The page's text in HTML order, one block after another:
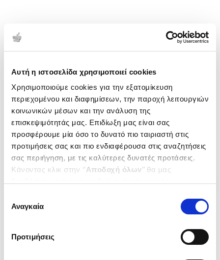
Αυτή η ιστοσελίδα χρησιμοποιεί cookies
Χρησιμοποιούμε cookies για την εξατομίκευση
περιεχομένου και διαφημίσεων, την παροχή λειτουργιών
κοινωνικών μέσων και την ανάλυση της
επισκεψιμότητάς μας. Επιδίωξη μας είναι σας
προσφέρουμε μία όσο το δυνατό πιο ταιριαστή στις
προτιμήσεις σας και πιο ενδιαφέρουσα στις αναζητήσεις
σας περιήγηση, με τις καλύτερες δυνατές προτάσεις.
Κάνοντας κλικ στην ‘’Αποδοχή όλων’’ θα μας
ενδιαφέρουν και να επιλέξετε από τα παρακάτω με την
΄΄και να ενημερωθείτε σχετικά με
συγκατάθεσης
Αναγκαία
Προτιμήσεις